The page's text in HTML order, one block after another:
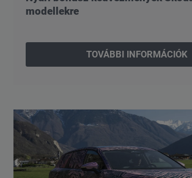
modellekre
TOVÁBBI INFORMÁCIÓK